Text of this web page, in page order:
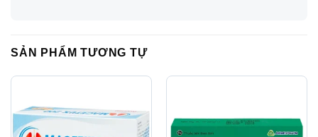
SẢN PHẨM TƯƠNG TỰ